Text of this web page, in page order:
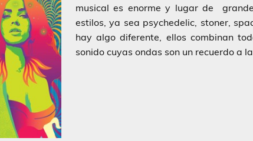
musical es enorme y lugar de
estilos, ya sea psychedelic, stoner,
hay algo diferente, ellos combinan
sonido cuyas ondas son un recuerdo a